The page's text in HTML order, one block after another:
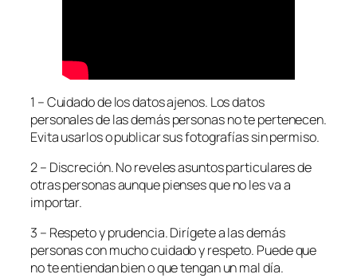
1 – Cuidado de los datos ajenos. Los datos
personales de las demás personas no te pertenecen.
Evita usarlos o publicar sus fotografías sin permiso.
2 – Discreción. No reveles asuntos particulares de
otras personas aunque pienses que no les va a
importar.
3 – Respeto y prudencia. Dirígete a las demás
personas con mucho cuidado y respeto. Puede que
no te entiendan bien o que tengan un mal día.